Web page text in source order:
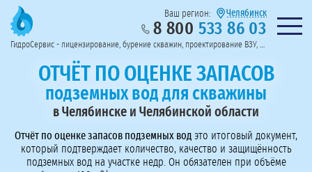
Предоставим полный пакет документов
Пригласить в тендер
Колл-центр на связи с 9:00 до 19:00
Перезвоните мне!
Ваш регион: Челябинск
8 800 533 86 03 Нужна
ГидроСервис - лицензирование, бурение скважин, проектирование ВЗУ, системы водоподготовки
ОТЧЁТ ПО ОЦЕНКЕ ЗАПАСОВ
подземных вод для скважины
в Челябинске и Челябинской области
Отчёт по оценке запасов подземных вод это итоговый документ,
который подтверждает количество, качество и защищённость
подземных вод на участке недр. Он обязателен при объёме